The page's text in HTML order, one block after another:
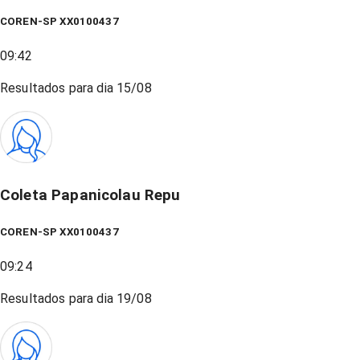
COREN-SP XX0100437
09:42
Resultados para dia 15/08
Coleta Papanicolau Repu
COREN-SP XX0100437
09:24
Resultados para dia 19/08